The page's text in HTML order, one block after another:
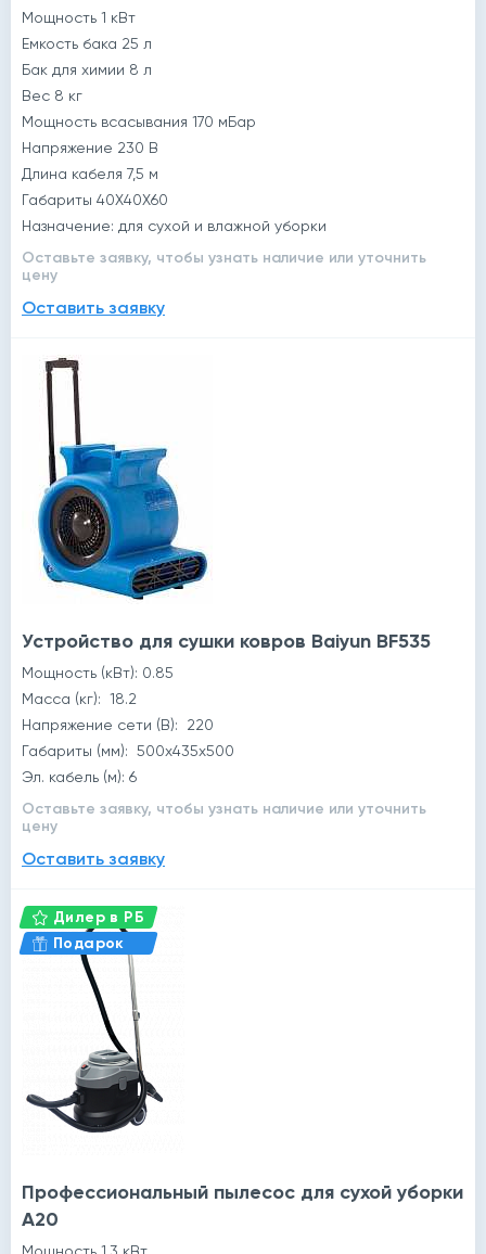
Мощность 1 кВт
Емкость бака 25 л
Бак для химии 8 л
Вес 8 кг
Мощность всасывания 170 мБар
Напряжение 230 В
Длина кабеля 7,5 м
Габариты 40Х40Х60
Назначение: для сухой и влажной уборки
Оставьте заявку, чтобы узнать наличие или уточнить
цену
Оставить заявку
Устройство для сушки ковров Baiyun BF535
Мощность (кВт): 0.85
Масса (кг): 18.2
Напряжение сети (В): 220
Габариты (мм): 500x435x500
Эл. кабель (м): 6
Оставьте заявку, чтобы узнать наличие или уточнить
цену
Оставить заявку
Дилер в РБ
Подарок
Профессиональный пылесос для сухой уборки
A20